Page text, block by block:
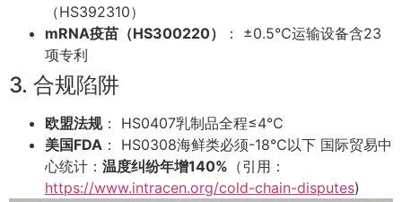
（HS392310）
mRNA疫苗（HS300220）
： ±0.5℃运输设备含23
项专利
3. 合规陷阱
欧盟法规： HS0407乳制品全程≤4℃
美国FDA ： HS0308海鲜类必须-18℃以下 国际贸易中
心统计： 温度纠纷年增140% （引用：
https://www.intracen.org/cold-chain-disputes)